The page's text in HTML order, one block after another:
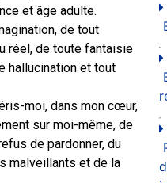
et âge adulte.
de tout
réel, de toute fantaisie
hallucination et tout
moi, dans mon cœur,
sur moi-même, de
de pardonner, du
malveillants et de la